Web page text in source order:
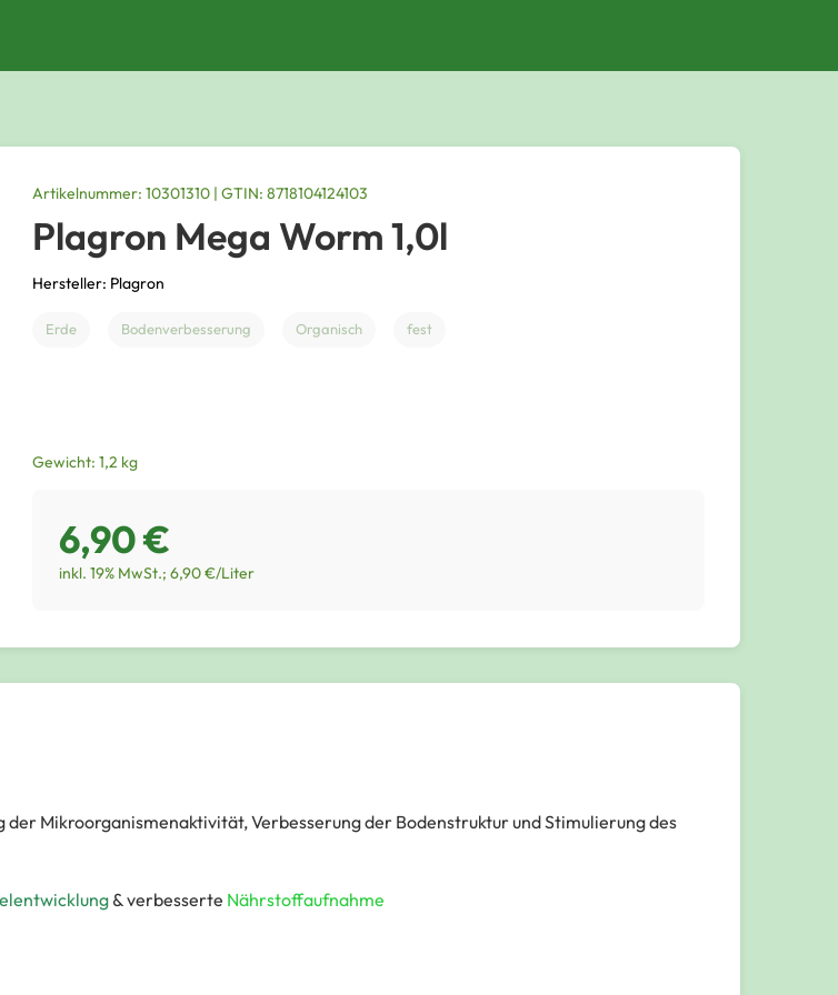
Artikelnummer: 10301310 | GTIN: 8718104124103
Plagron Mega Worm 1,0l
Hersteller: Plagron
Erde Bodenverbesserung Organisch fest
Gewicht: 1,2 kg
6,90 €
inkl. 19% MwSt.; 6,90 €/Liter
der Mikroorganismenaktivität, Verbesserung der Bodenstruktur und Stimulierung des
& verbesserte Nährstoffaufnahme